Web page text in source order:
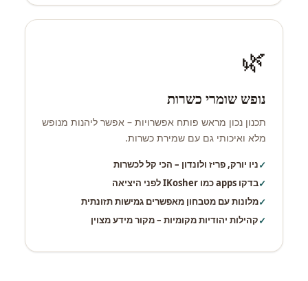
🌿
נופש שומרי כשרות
תכנון נכון מראש פותח אפשרויות – אפשר ליהנות מנופש
מלא ואיכותי גם עם שמירת כשרות.
ניו יורק, פריז ולונדון – הכי קל לכשרות
בדקו apps כמו IKosher לפני היציאה
מלונות עם מטבחון מאפשרים גמישות תזונתית
קהילות יהודיות מקומיות – מקור מידע מצוין